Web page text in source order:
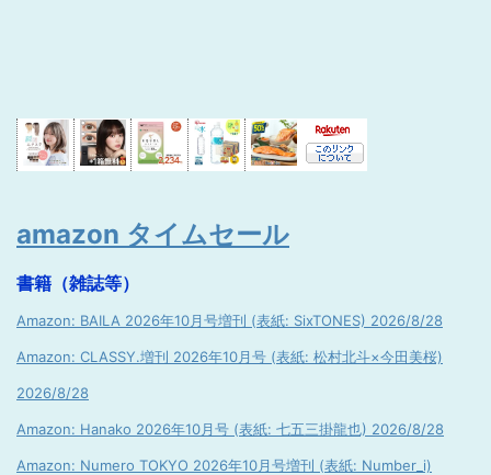
amazon タイムセール
書籍（雑誌等）
Amazon: BAILA 2026年10月号増刊 (表紙: SixTONES) 2026/8/28
Amazon: CLASSY.増刊 2026年10月号 (表紙: 松村北斗×今田美桜)
2026/8/28
Amazon: Hanako 2026年10月号 (表紙: 七五三掛龍也) 2026/8/28
Amazon: Numero TOKYO 2026年10月号増刊 (表紙: Number_i)